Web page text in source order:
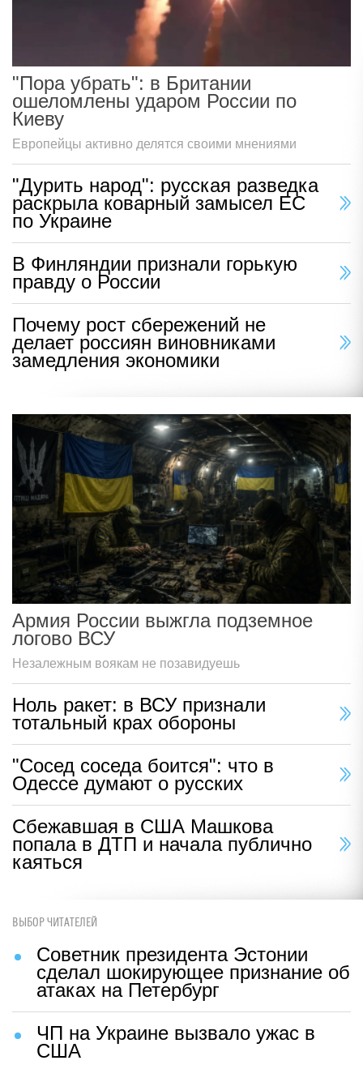
"Пора убрать": в Британии
ошеломлены ударом России по
Киеву
Европейцы активно делятся своими мнениями
"Дурить народ": русская разведка
раскрыла коварный замысел ЕС
по Украине
В Финляндии признали горькую
правду о России
Почему рост сбережений не
делает россиян виновниками
замедления экономики
Армия России выжгла подземное
логово ВСУ
Незалежным воякам не позавидуешь
Ноль ракет: в ВСУ признали
тотальный крах обороны
"Сосед соседа боится": что в
Одессе думают о русских
Сбежавшая в США Машкова
попала в ДТП и начала публично
каяться
ВЫБОР ЧИТАТЕЛЕЙ
Советник президента Эстонии
сделал шокирующее признание об
атаках на Петербург
ЧП на Украине вызвало ужас в
США